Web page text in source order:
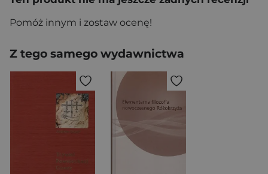
Pomóż innym i zostaw ocenę!
Z tego samego wydawnictwa